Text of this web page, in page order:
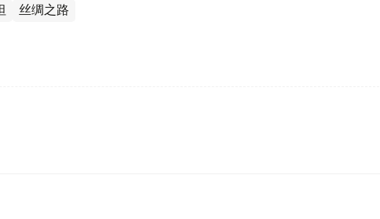
丝绸之路